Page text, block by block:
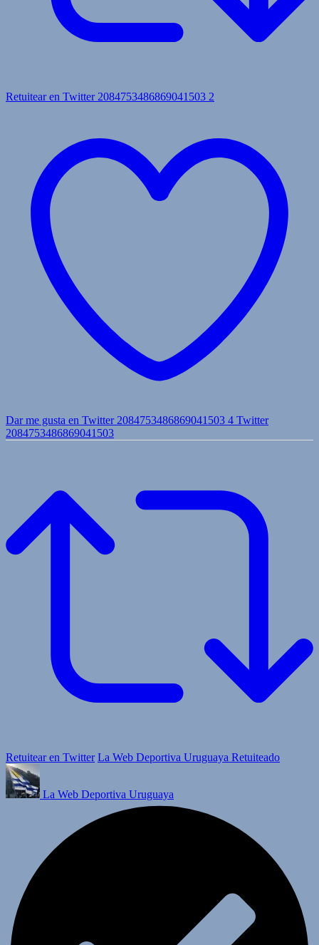
Retuitear en Twitter 2084753486869041503 2
Dar me gusta en Twitter 2084753486869041503 4 Twitter
2084753486869041503
Retuitear en Twitter La Web Deportiva Uruguaya Retuiteado
La Web Deportiva Uruguaya